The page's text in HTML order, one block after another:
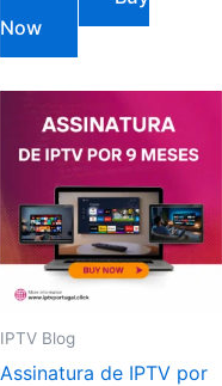
Now
IPTV Blog
Assinatura de IPTV por